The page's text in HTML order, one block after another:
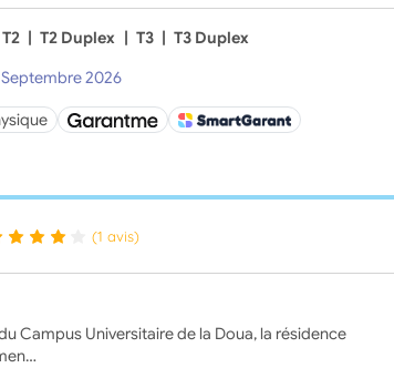
T2 | T2 Duplex | T3 | T3 Duplex
Septembre 2026
(1 avis)
Campus Universitaire de la Doua, la résidence